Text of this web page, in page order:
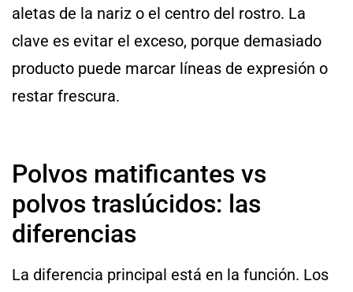
aletas de la nariz o el centro del rostro. La
clave es evitar el exceso, porque demasiado
producto puede marcar líneas de expresión o
restar frescura.
Polvos matificantes vs
polvos traslúcidos: las
diferencias
La diferencia principal está en la función. Los